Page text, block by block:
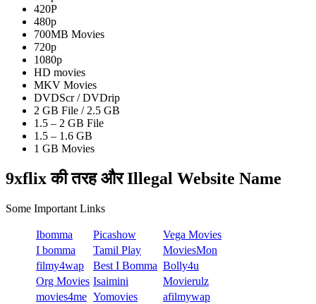
420P
480p
700MB Movies
720p
1080p
HD movies
MKV Movies
DVDScr / DVDrip
2 GB File / 2.5 GB
1.5 – 2 GB File
1.5 – 1.6 GB
1 GB Movies
9xflix की तरह औरIllegal Website Name
Some Important Links
Ibomma Picashow
Vega Movies
I bomma
Tamil Play
MoviesMon
filmy4wap
Best I Bomma Bolly4u
Org Movies Isaimini
Movierulz
movies4me Yomovies afilmywap